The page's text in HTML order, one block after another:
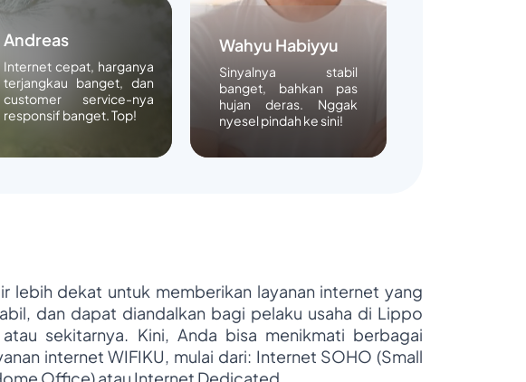
Wahyu Habiyyu
Sinyalnya stabil
banget, bahkan pas
hujan deras. Nggak
nyesel pindah ke sini!
Andreas
Internet cepat, harganya
terjangkau banget, dan
customer service-nya
responsif banget. Top!
lebih dekat untuk memberikan layanan internet yang
dan dapat diandalkan bagi pelaku usaha di Lippo
sekitarnya. Kini, Anda bisa menikmati berbagai
internet WIFIKU, mulai dari: Internet SOHO (Small